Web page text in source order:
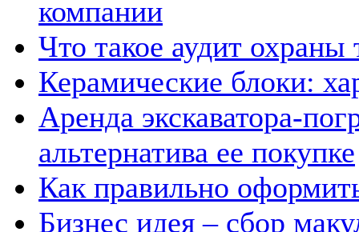
компании
Что такое аудит охраны
Керамические блоки:
Аренда экскаватора-
альтернатива ее покупке
Как правильно
Бизнес идея – сбор